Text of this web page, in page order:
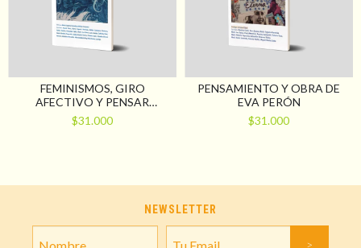
FEMINISMOS, GIRO
AFECTIVO Y PENSAR
SITUADO.
APROXIMACIONES DESDE LA
SOCIAL
$31.000
PENSAMIENTO Y OBRA DE
EVA PERÓN
$31.000
NEWSLETTER